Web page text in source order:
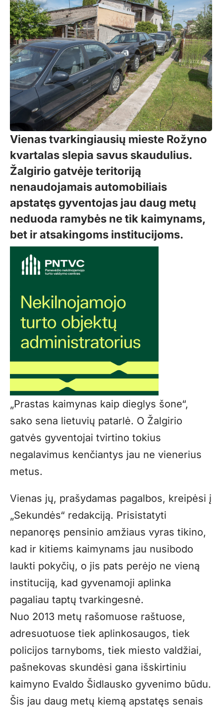
Vienas tvarkingiausių mieste Rožyno
kvartalas slepia savus skaudulius.
Žalgirio gatvėje teritoriją
nenaudojamais automobiliais
apstatęs gyventojas jau daug metų
neduoda ramybės ne tik kaimynams,
bet ir atsakingoms institucijoms.
„Prastas kaimynas kaip dieglys šone“,
sako sena lietuvių patarlė. O Žalgirio
gatvės gyventojai tvirtino tokius
negalavimus kenčiantys jau ne vienerius
metus.
Vienas jų, prašydamas pagalbos, kreipėsi į
„Sekundės“ redakciją. Prisistatyti
nepanoręs pensinio amžiaus vyras tikino,
kad ir kitiems kaimynams jau nusibodo
laukti pokyčių, o jis pats perėjo ne vieną
instituciją, kad gyvenamoji aplinka
pagaliau taptų tvarkingesnė.
Nuo 2013 metų rašomuose raštuose,
adresuotuose tiek aplinkosaugos, tiek
policijos tarnyboms, tiek miesto valdžiai,
pašnekovas skundėsi gana išskirtiniu
kaimyno Evaldo Šidlausko gyvenimo būdu.
Šis jau daug metų kiemą apstatęs senais